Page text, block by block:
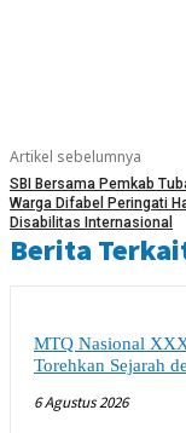
Artikel sebelumnya
SBI Bersama Pemkab
Warga Difabel Peringati
Disabilitas Internasional
Berita
MTQ Nasional
Torehkan Sejarah
6 Agustus 2026